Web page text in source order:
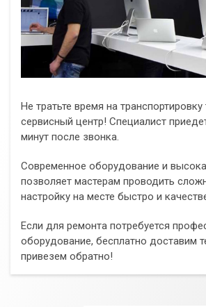
Не тратьте время на транспортировку
сервисный центр! Специалист
минут после звонка.
Современное оборудование и
позволяет мастерам проводить
настройку на месте быстро и
Если для ремонта потребуется
оборудование, бесплатно доставим
привезем обратно!